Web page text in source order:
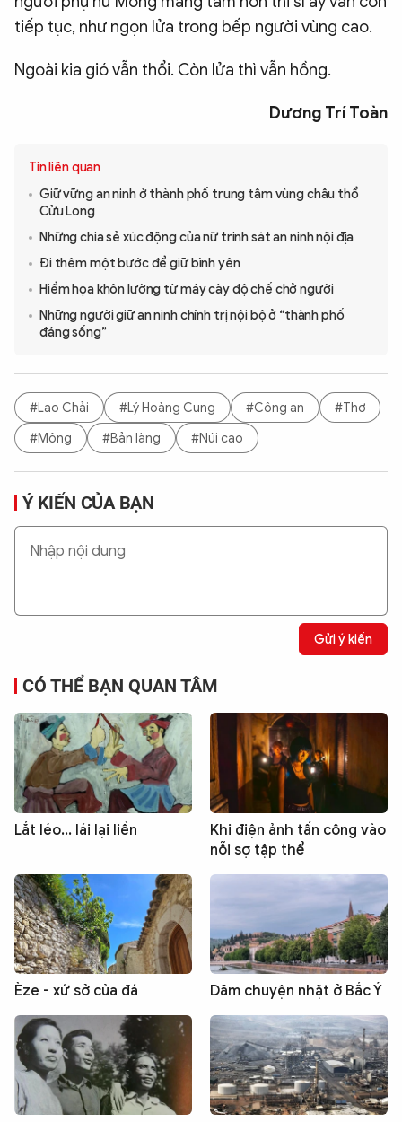
tiếp tục, như ngọn lửa trong bếp người vùng cao.
Ngoài kia gió vẫn thổi. Còn lửa thì vẫn hồng.
Dương Trí Toàn
Tin liên quan
Giữ vững an ninh ở thành phố trung tâm vùng châu thổ
Cửu Long
Những chia sẻ xúc động của nữ trinh sát an ninh nội địa
Đi thêm một bước để giữ bình yên
Hiểm họa khôn lường từ máy cày độ chế chở người
Những người giữ an ninh chính trị nội bộ ở “thành phố
đáng sống”
#Lao Chải #Lý Hoàng Cung #Công an
#Thơ
#Mông
#Bản làng #Núi cao
Ý KIẾN CỦA BẠN
Gửi ý kiến
CÓ THỂ BẠN QUAN TÂM
Lắt léo... lái lại liền
Khi điện ảnh tấn công vào
nỗi sợ tập thể
Èze - xứ sở của đá Dăm chuyện nhặt ở Bắc Ý